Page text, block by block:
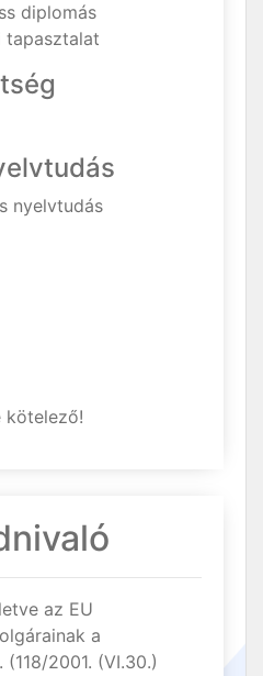
diplomás
tapasztalat
nyelvtudás
kötelező!
az EU
a
2001. (VI.30.)